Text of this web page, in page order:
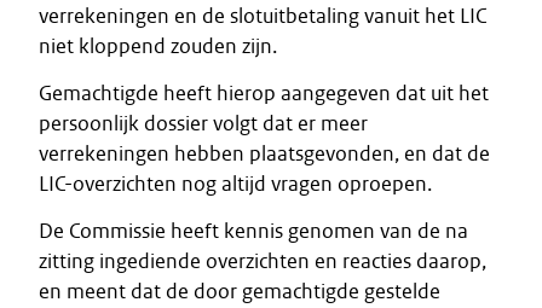
verrekeningen en de slotuitbetaling vanuit het LIC
niet kloppend zouden zijn.
Gemachtigde heeft hierop aangegeven dat uit het
persoonlijk dossier volgt dat er meer
verrekeningen hebben plaatsgevonden, en dat de
LIC-overzichten nog altijd vragen oproepen.
De Commissie heeft kennis genomen van de na
zitting ingediende overzichten en reacties daarop,
en meent dat de door gemachtigde gestelde